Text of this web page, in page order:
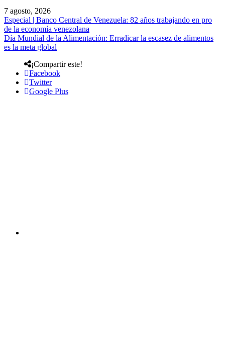
7 agosto, 2026
Especial | Banco Central de Venezuela: 82 años trabajando en pro
de la economía venezolana
Día Mundial de la Alimentación: Erradicar la escasez de alimentos
es la meta global
¡Compartir este!
Facebook
Twitter
Google Plus